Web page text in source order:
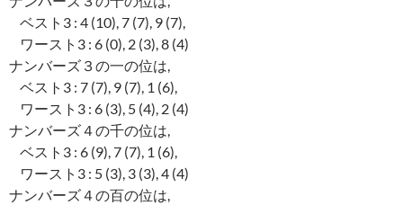
ベスト3 : 4 (10), 7 (7), 9 (7),
ワースト3 : 6 (0), 2 (3), 8 (4)
ナンバーズ３の一の位は,
ベスト3 : 7 (7), 9 (7), 1 (6),
ワースト3 : 6 (3), 5 (4), 2 (4)
ナンバーズ４の千の位は,
ベスト3 : 6 (9), 7 (7), 1 (6),
ワースト3 : 5 (3), 3 (3), 4 (4)
ナンバーズ４の百の位は,